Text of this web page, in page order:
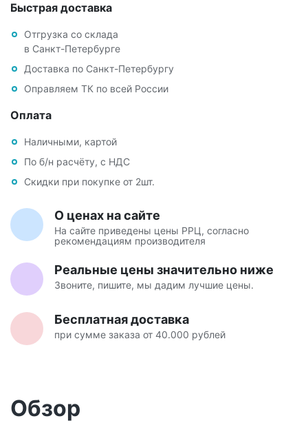
Быстрая доставка
Отгрузка со склада
в Санкт-Петербурге
Доставка по Санкт-Петербургу
Оправляем ТК по всей России
Оплата
Наличными, картой
По б/н расчёту, с НДС
Скидки при покупке от 2шт.
О ценах на сайте
На сайте приведены цены РРЦ, согласно
рекомендациям производителя
Реальные цены значительно ниже
Звоните, пишите, мы дадим лучшие цены.
Бесплатная доставка
при сумме заказа от 40.000 рублей
Обзор